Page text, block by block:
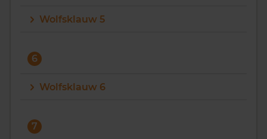
Wolfsklauw 5
6
Wolfsklauw 6
7